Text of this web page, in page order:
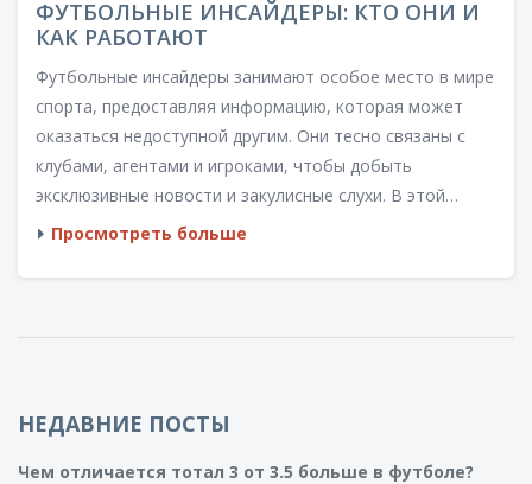
ФУТБОЛЬНЫЕ ИНСАЙДЕРЫ: КТО ОНИ И
КАК РАБОТАЮТ
Футбольные инсайдеры занимают особое место в мире
спорта, предоставляя информацию, которая может
оказаться недоступной другим. Они тесно связаны с
клубами, агентами и игроками, чтобы добыть
эксклюзивные новости и закулисные слухи. В этой
статье мы рассмотрим роль футбольных инсайдеров,
восприятие футбольных событий поклонниками и СМИ.
Просмотреть больше
НЕДАВНИЕ ПОСТЫ
Чем отличается тотал 3 от 3.5 больше в футболе?